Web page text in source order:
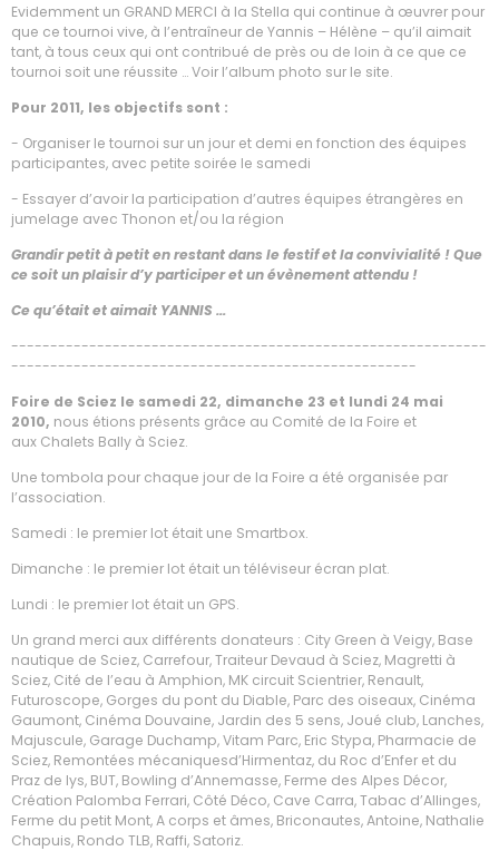
Evidemment un GRAND MERCI à la Stella qui continue à œuvrer pour
que ce tournoi vive, à l’entraîneur de Yannis – Hélène – qu’il aimait
tant, à tous ceux qui ont contribué de près ou de loin à ce que ce
tournoi soit une réussite … Voir l’album photo sur le site.
Pour 2011, les objectifs sont :
- Organiser le tournoi sur un jour et demi en fonction des équipes
participantes, avec petite soirée le samedi
- Essayer d’avoir la participation d’autres équipes étrangères en
jumelage avec Thonon et/ou la région
Grandir petit à petit en restant dans le festif et la convivialité ! Que
ce soit un plaisir d’y participer et un évènement attendu !
Ce qu’était et aimait YANNIS …
-------------------------------------------------------------
----------------------------------------------------
Foire de Sciez le samedi 22, dimanche 23 et lundi 24 mai
2010, nous étions présents grâce au Comité de la Foire et
aux Chalets Bally à Sciez.
Une tombola pour chaque jour de la Foire a été organisée par
l’association.
Samedi : le premier lot était une Smartbox.
Dimanche : le premier lot était un téléviseur écran plat.
Lundi : le premier lot était un GPS.
Un grand merci aux différents donateurs : City Green à Veigy, Base
nautique de Sciez, Carrefour, Traiteur Devaud à Sciez, Magretti à
Sciez, Cité de l’eau à Amphion, MK circuit Scientrier, Renault,
Futuroscope, Gorges du pont du Diable, Parc des oiseaux, Cinéma
Gaumont, Cinéma Douvaine, Jardin des 5 sens, Joué club, Lanches,
Majuscule, Garage Duchamp, Vitam Parc, Eric Stypa, Pharmacie de
Sciez, Remontées mécaniquesd’Hirmentaz, du Roc d’Enfer et du
Praz de lys, BUT, Bowling d’Annemasse, Ferme des Alpes Décor,
Création Palomba Ferrari, Côté Déco, Cave Carra, Tabac d’Allinges,
Ferme du petit Mont, A corps et âmes, Briconautes, Antoine, Nathalie
Chapuis, Rondo TLB, Raffi, Satoriz.